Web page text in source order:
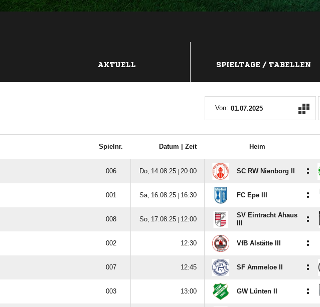
AKTUELL SPIELTAGE / TABELLEN
Von:
Spielnr. Datum | Zeit Heim
   |  SC RW Nienborg II :
   |  FC Epe III :
   | 
SV Eintracht Ahaus
:
  VfB Alstätte III :
  SF Ammeloe II :
  GW Lünten II :